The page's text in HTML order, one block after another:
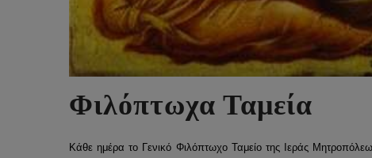
Φιλόπτωχα Ταμεία
Κάθε ημέρα το Γενικό Φιλόπτωχο Ταμείο της Ιεράς